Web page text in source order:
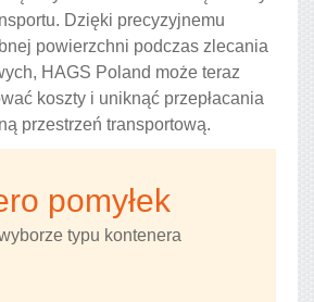
Dzięki precyzyjnemu
powierzchni podczas zlecania
HAGS Poland może teraz
koszty i uniknąć przepłacania
przestrzeń transportową.
pomyłek
typu kontenera